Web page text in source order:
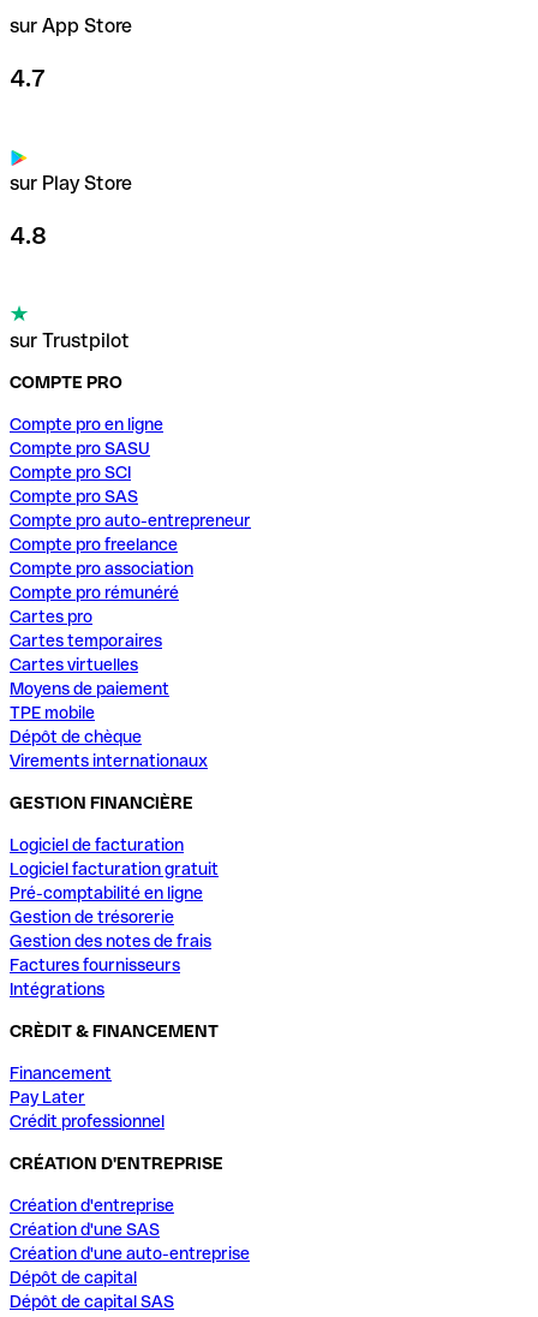
sur App Store
4.7
sur Play Store
4.8
sur Trustpilot
COMPTE PRO
Compte pro en ligne
Compte pro SASU
Compte pro SCI
Compte pro SAS
Compte pro auto-entrepreneur
Compte pro freelance
Compte pro association
Compte pro rémunéré
Cartes pro
Cartes temporaires
Cartes virtuelles
Moyens de paiement
TPE mobile
Dépôt de chèque
Virements internationaux
GESTION FINANCIÈRE
Logiciel de facturation
Logiciel facturation gratuit
Pré-comptabilité en ligne
Gestion de trésorerie
Gestion des notes de frais
Factures fournisseurs
Intégrations
CRÈDIT & FINANCEMENT
Financement
Pay Later
Crédit professionnel
CRÉATION D'ENTREPRISE
Création d'entreprise
Création d'une SAS
Création d'une auto-entreprise
Dépôt de capital
Dépôt de capital SAS